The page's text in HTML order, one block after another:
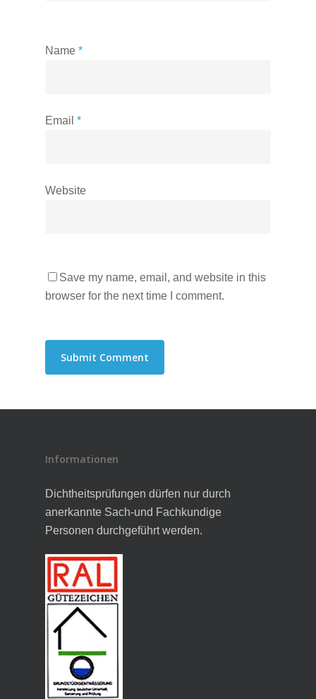
Name *
Email *
Website
Save my name, email, and website in this
browser for the next time I comment.
Informationen
Dichtheitsprüfungen dürfen nur durch
anerkannte Sach-und Fachkundige
Personen durchgeführt werden.